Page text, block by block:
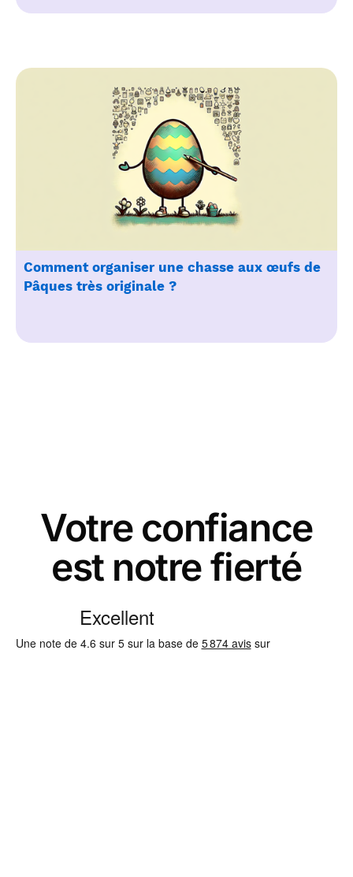
Comment organiser une chasse aux œufs de
Pâques très originale ?
Votre confiance
est notre fierté